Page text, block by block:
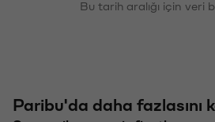
Bu tarih aralığı için veri
Paribu'da daha fazlasını